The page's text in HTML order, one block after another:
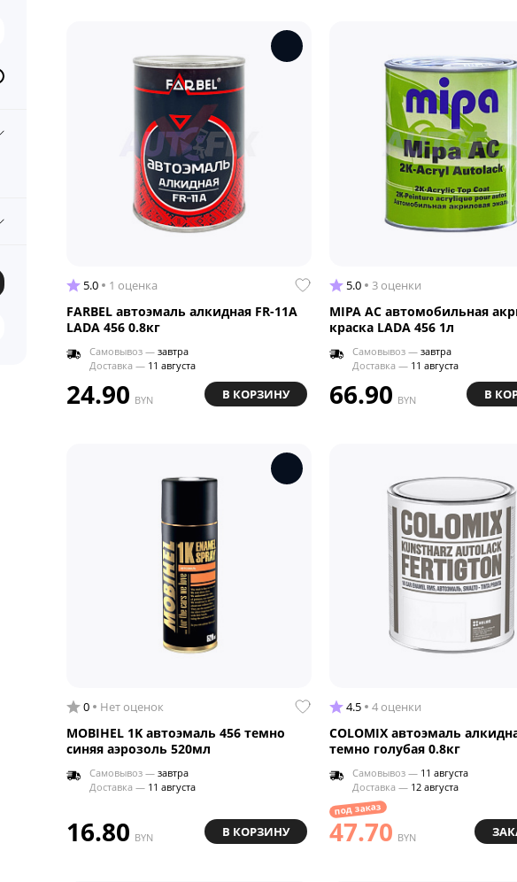
5.0 1 оценка
FARBEL автоэмаль алкидная FR-11A
LADA 456 0.8кг
Самовывоз — завтра
Доставка — 11 августа
24.90 BYN В КОРЗИНУ
5.0 3 оценки
MIPA AC автомобильная
краска LADA 456 1л
Самовывоз — завтра
Доставка — 11 августа
66.90 BYN В
0 Нет оценок
MOBIHEL 1K автоэмаль 456 темно
синяя аэрозоль 520мл
Самовывоз — завтра
Доставка — 11 августа
16.80 BYN В КОРЗИНУ
4.5 4 оценки
COLOMIX автоэмаль
темно голубая 0.8кг
Самовывоз — 11 августа
Доставка — 12 августа
под заказ
47.70 BYN